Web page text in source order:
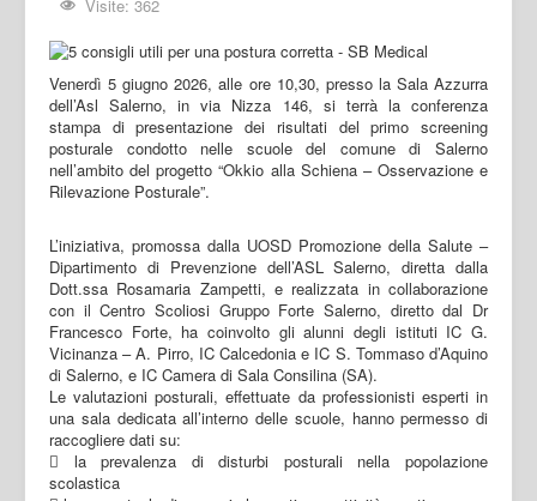
Visite: 362
Venerdì 5 giugno 2026, alle ore 10,30, presso la Sala Azzurra
dell’Asl Salerno, in via Nizza 146, si terrà la conferenza
stampa di presentazione dei risultati del primo screening
posturale condotto nelle scuole del comune di Salerno
nell’ambito del progetto “Okkio alla Schiena – Osservazione e
Rilevazione Posturale”.
L’iniziativa, promossa dalla UOSD Promozione della Salute –
Dipartimento di Prevenzione dell’ASL Salerno, diretta dalla
Dott.ssa Rosamaria Zampetti, e realizzata in collaborazione
con il Centro Scoliosi Gruppo Forte Salerno, diretto dal Dr
Francesco Forte, ha coinvolto gli alunni degli istituti IC G.
Vicinanza – A. Pirro, IC Calcedonia e IC S. Tommaso d’Aquino
di Salerno, e IC Camera di Sala Consilina (SA).
Le valutazioni posturali, effettuate da professionisti esperti in
una sala dedicata all’interno delle scuole, hanno permesso di
raccogliere dati su:
 la prevalenza di disturbi posturali nella popolazione
scolastica